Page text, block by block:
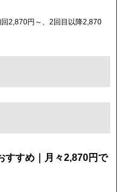
2,870円～、2回目以降2,870
すすめ｜月々2,870円で